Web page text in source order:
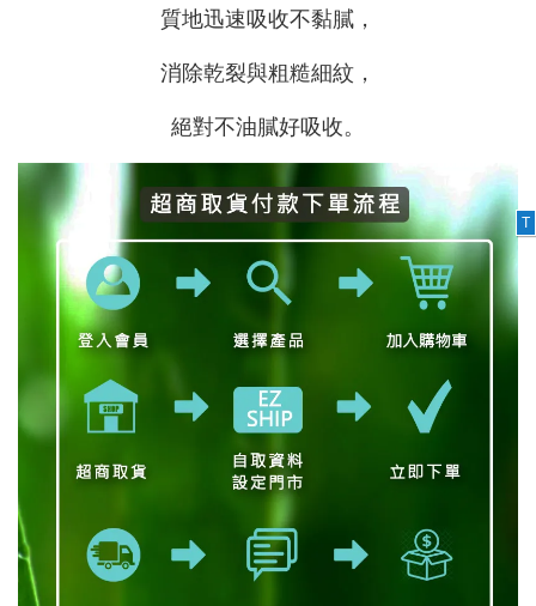
質地迅速吸收不黏膩，
消除乾裂與粗糙細紋，
絕對不油膩好吸收。
T